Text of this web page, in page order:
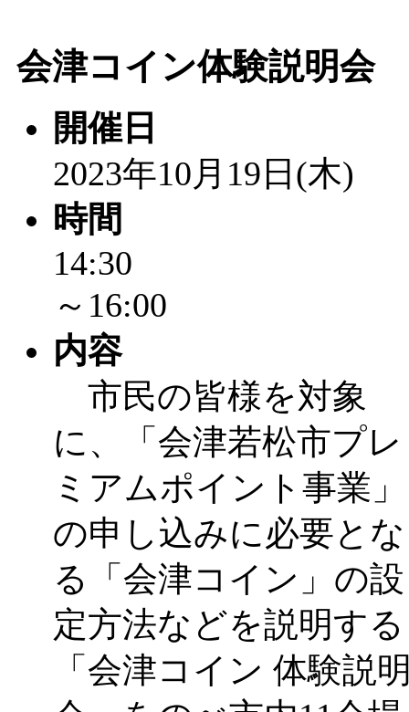
会津コイン体験説明会
開催日
2023年10月19日(木)
時間
14:30
～16:00
内容
市民の皆様を対象
に、「会津若松市プレ
ミアムポイント事業」
の申し込みに必要とな
る「会津コイン」の設
定方法などを説明する
「会津コイン 体験説